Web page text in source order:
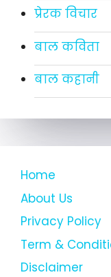
प्रेरक विचार
बाल कविता
बाल कहानी
Home
About Us
Privacy Policy
Term &
Disclaimer